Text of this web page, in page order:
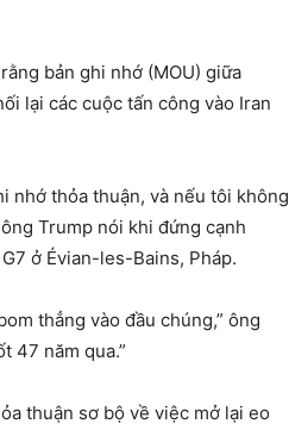
bản ghi nhớ (MOU) giữa
lại các cuộc tấn công vào Iran
nhớ thỏa thuận, và nếu tôi không
Trump nói khi đứng cạnh
ở Évian-les-Bains, Pháp.
thẳng vào đầu chúng,” ông
47 năm qua.”
thuận sơ bộ về việc mở lại eo